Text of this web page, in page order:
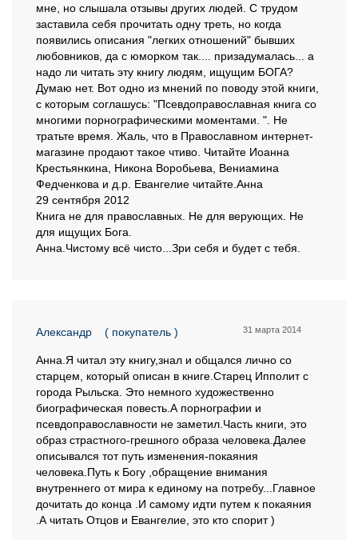
мне, но слышала отзывы других людей. С трудом
заставила себя прочитать одну треть, но когда
появились описания "легких отношений" бывших
любовников, да с юморком так.... призадумалась... а
надо ли читать эту книгу людям, ищущим БОГА?
Думаю нет. Вот одно из мнений по поводу этой книги,
с которым соглашусь: "Псевдоправославная книга со
многими порнографическими моментами. ". Не
тратьте время. Жаль, что в Православном интернет-
магазине продают такое чтиво. Читайте Иоанна
Крестьянкина, Никона Воробьева, Вениамина
Федченкова и д.р. Евангелие читайте.Анна
29 сентября 2012
Книга не для православных. Не для верующих. Не
для ищущих Бога.
Анна.Чистому всё чисто...Зри себя и будет с тебя.
Александр ( покупатель ) 31 марта 2014
Анна.Я читал эту книгу,знал и общался лично со
старцем, который описан в книге.Старец Ипполит с
города Рыльска. Это немного художественно
биографическая повесть.А порнографии и
псевдоправославности не заметил.Часть книги, это
образ страстного-грешного образа человека.Далее
описывался тот путь изменения-покаяния
человека.Путь к Богу ,обращение внимания
внутреннего от мира к единому на потребу...Главное
дочитать до конца .И самому идти путем к покаяния
.А читать Отцов и Евангелие, это кто спорит )